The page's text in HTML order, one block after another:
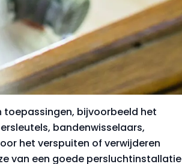
toepassingen, bijvoorbeeld het
bandenwisselaars,
het verspuiten of verwijderen
van een goede persluchtinstallatie